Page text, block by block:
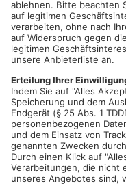
Wärmere Winter, feuchte
– diese Bedingungen
länger überleben. Laut
Tiere vom Klimawandel
Krankheitszahlen wider.
diesem Jahr bereits 86
mehr als im gesamten
sind die Zahlen
registriert. Borreliose
Zeckenstich übertragen
bislang eine
Gesamtbild dort
Gesundheitsämter in
auf Nachfrage mit.